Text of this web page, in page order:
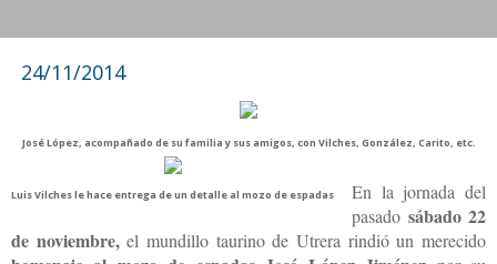
24/11/2014
José López, acompañado de su familia y sus amigos, con Vilches, González, Carito, etc.
Luis Vilches le hace entrega de un detalle al mozo de espadas
En la jornada del
pasado sábado 22
de noviembre,el mundillo taurino de Utrera rindió un merecido